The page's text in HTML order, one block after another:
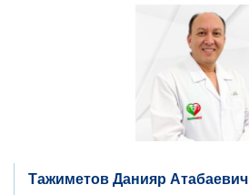
Тажиметов Данияр Атабаевич